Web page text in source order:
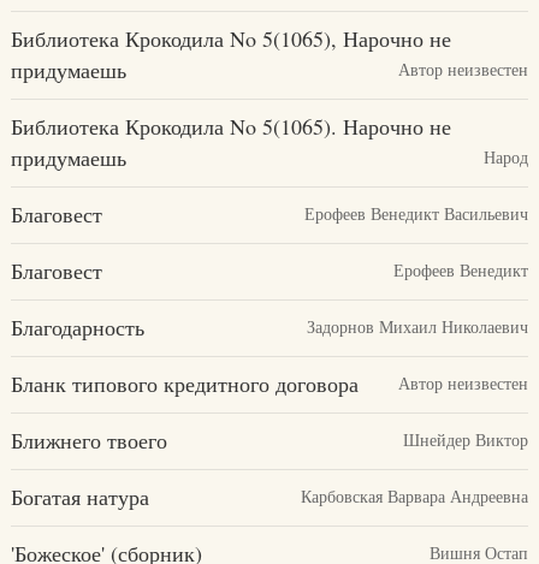
Библиотека Крокодила No 5(1065), Нарочно не
придумаешь
Автор неизвестен
Библиотека Крокодила No 5(1065). Нарочно не
придумаешь
Народ
Благовест Ерофеев Венедикт Васильевич
Благовест Ерофеев Венедикт
Благодарность Задорнов Михаил Николаевич
Бланк типового кредитного договора Автор неизвестен
Ближнего твоего Шнейдер Виктор
Богатая натура Карбовская Варвара Андреевна
'Божеское' (сборник) Вишня Остап